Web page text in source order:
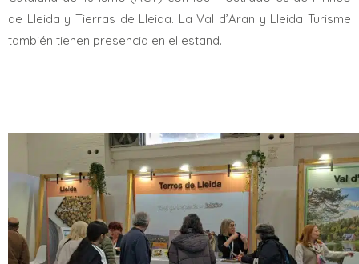
de Lleida y Tierras de Lleida. La Val d’Aran y Lleida Turisme
también tienen presencia en el estand.